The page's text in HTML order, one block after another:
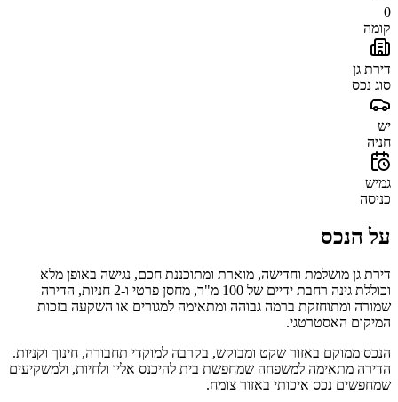
0
קומה
דירת גן
סוג נכס
יש
חניה
גמיש
כניסה
על הנכס
דירת גן מושלמת וחדישה, מוארת ומתוכננת חכם, נגישה באופן מלא
וכוללת גינה רחבת ידיים של 100 מ"ר, מחסן פרטי ו-2 חניות, הדירה
שמורה ומתוחזקת ברמה גבוהה ומתאימה למגורים או השקעה בזכות
המיקום האסטרטגי.
הנכס ממוקם באזור שקט ומבוקש, בקרבה למוקדי תחבורה, חינוך וקניות.
הדירה מתאימה למשפחה שמחפשת בית להיכנס אליו ולחיות, ולמשקיעים
שמחפשים נכס איכותי באזור צומח.